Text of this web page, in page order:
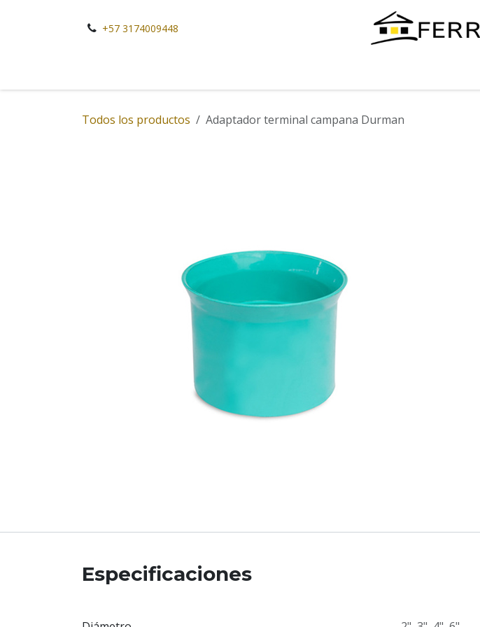
+57 3174009448
Todos los productos Adaptador terminal campana Durman
Especificaciones